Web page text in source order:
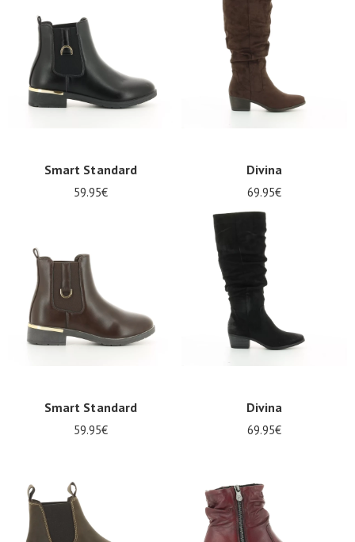
Smart Standard
59.95€
Divina
69.95€
Smart Standard
59.95€
Divina
69.95€